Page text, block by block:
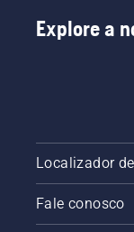
Explore a
Localizador
Fale conosco